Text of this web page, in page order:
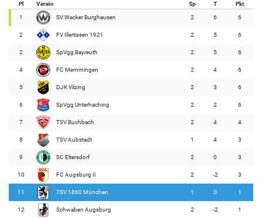
Pl Verein Sp T Pkt
1 SV Wacker Burghausen 2 6 6
2 FV Illertissen 1921 2 5 6
2 SpVgg Bayreuth 2 5 6
4 FC Memmingen 2 4 6
5 DJK Vilzing 2 3 6
6 SpVgg Unterhaching 2 2 6
7 TSV Buchbach 2 4 4
8 TSV Aubstadt 1 4 3
9 SC Eltersdorf 2 0 3
10 FC Augsburg II 2 -2 3
11 TSV 1860 München 1 0 1
12 Schwaben Augsburg 2 -2 1